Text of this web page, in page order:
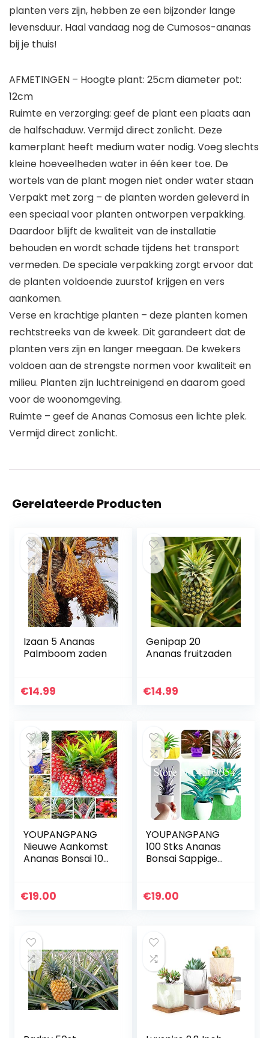
planten vers zijn, hebben ze een bijzonder lange
levensduur. Haal vandaag nog de Cumosos-ananas
bij je thuis!
AFMETINGEN – Hoogte plant: 25cm diameter pot:
12cm
Ruimte en verzorging: geef de plant een plaats aan
de halfschaduw. Vermijd direct zonlicht. Deze
kamerplant heeft medium water nodig. Voeg slechts
kleine hoeveelheden water in één keer toe. De
wortels van de plant mogen niet onder water staan
Verpakt met zorg – de planten worden geleverd in
een speciaal voor planten ontworpen verpakking.
Daardoor blijft de kwaliteit van de installatie
behouden en wordt schade tijdens het transport
vermeden. De speciale verpakking zorgt ervoor dat
de planten voldoende zuurstof krijgen en vers
aankomen.
Verse en krachtige planten – deze planten komen
rechtstreeks van de kweek. Dit garandeert dat de
planten vers zijn en langer meegaan. De kwekers
voldoen aan de strengste normen voor kwaliteit en
milieu. Planten zijn luchtreinigend en daarom goed
voor de woonomgeving.
Ruimte – geef de Ananas Comosus een lichte plek.
Vermijd direct zonlicht.
Gerelateerde Producten
Izaan 5 Ananas
Palmboom zaden
€14.99
Genipap 20
Ananas fruitzaden
€14.99
YOUPANGPANG
Nieuwe Aankomst
Ananas Bonsai 100
Boom Fruit
€19.00
YOUPANGPANG
100 Stks Ananas
Bonsai Sappige
Zeldzame
€19.00